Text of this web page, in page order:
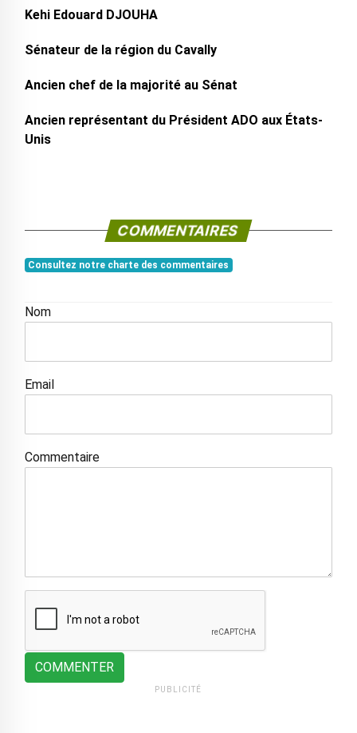
Kehi Edouard DJOUHA
Sénateur de la région du Cavally
Ancien chef de la majorité au Sénat
Ancien représentant du Président ADO aux États-
Unis
COMMENTAIRES
Consultez notre charte des commentaires
Nom
Email
Commentaire
COMMENTER
PUBLICITÉ